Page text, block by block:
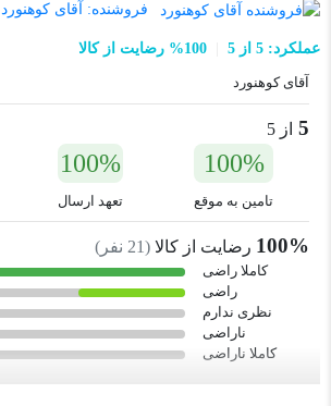
فروشنده: آقای کوهنورد
عملکرد: 5 از 5 100% رضایت از کالا
آقای کوهنورد
5 از 5
100%
تامین به موقع
100%
تعهد ارسال
100% رضایت از کالا (
21 نفر)
کاملا راضی
راضی
نظری ندارم
ناراضی
کاملا ناراضی